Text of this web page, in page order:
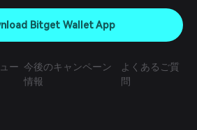
Bitget Wallet App
ー 今後のキャンペーン
情報
よくあるご質
問